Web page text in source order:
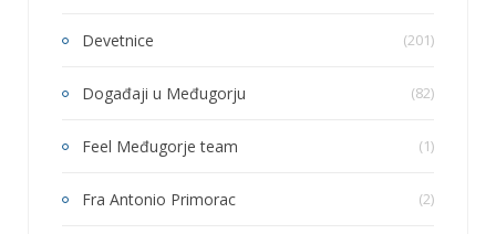
Devetnice (201)
Događaji u Međugorju (82)
Feel Međugorje team (1)
Fra Antonio Primorac (2)